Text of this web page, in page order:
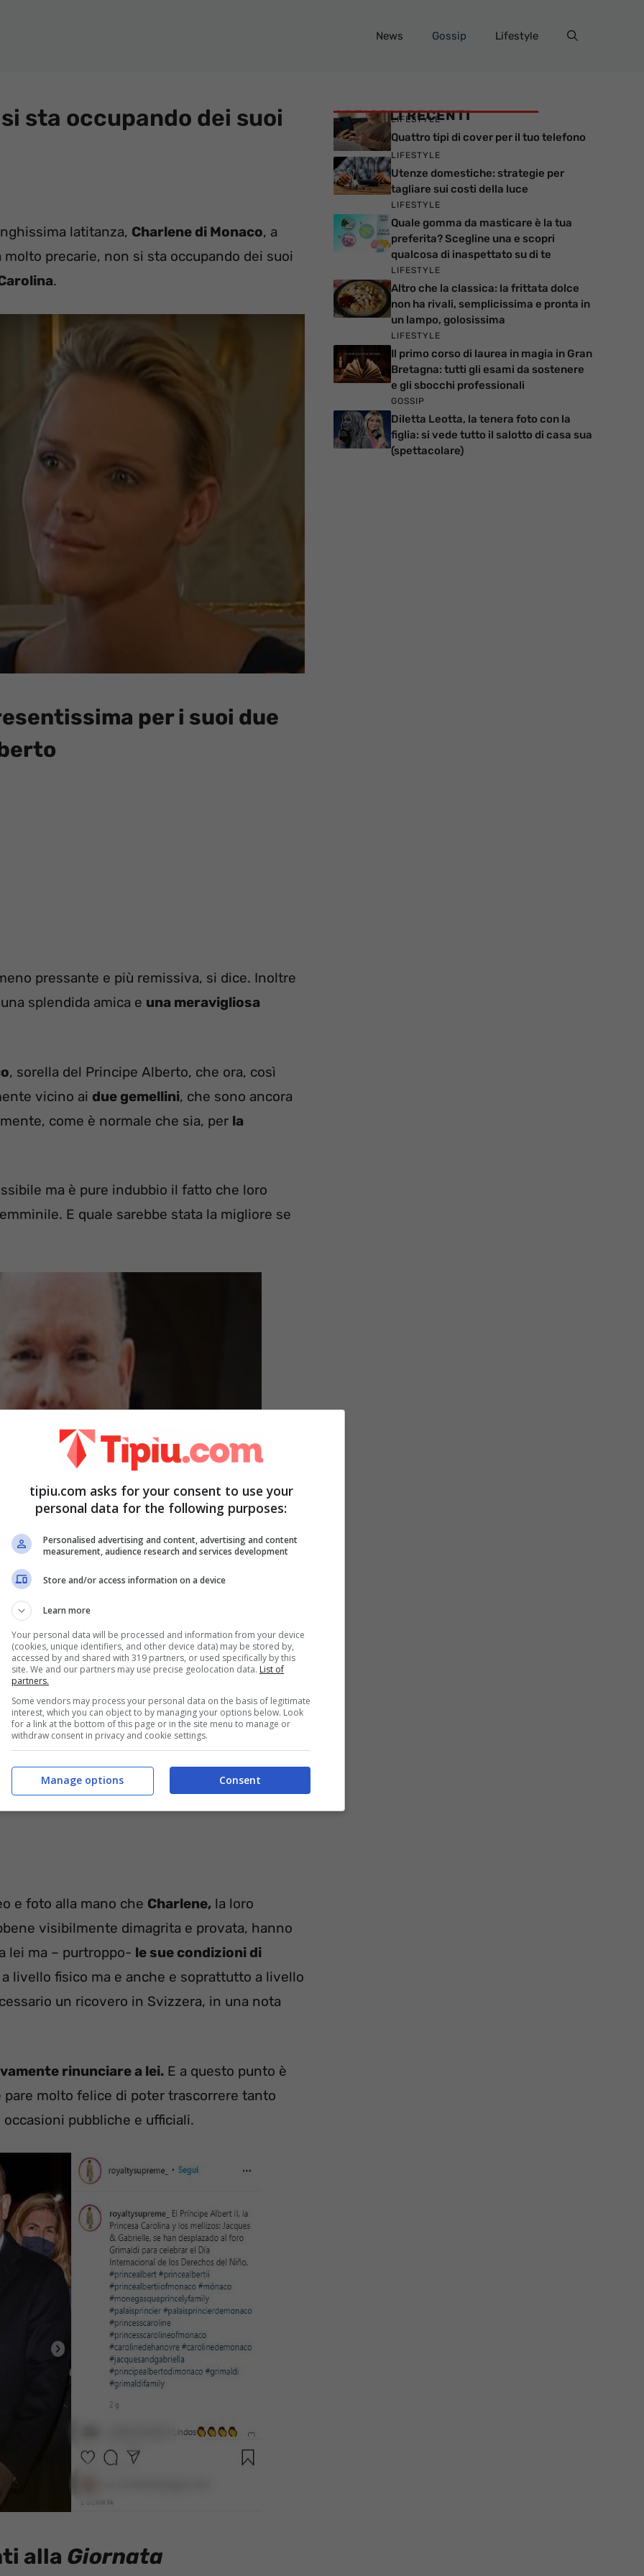
News Gossip Lifestyle
sta occupando dei suoi
latitanza, Charlene di Monaco, a
precarie, non si sta occupando dei suoi
.
per i suoi due
pressante e più remissiva, si dice. Inoltre
splendida amica e una meravigliosa
, sorella del Principe Alberto, che ora, così
vicino ai due gemellini, che sono ancora
come è normale che sia, per la
ma è pure indubbio il fatto che loro
E quale sarebbe stata la migliore se
nuovamente ricoverata
e foto alla mano che Charlene, la loro
visibilmente dimagrita e provata, hanno
lei ma – purtroppo- le sue condizioni di
livello fisico ma e anche e soprattutto a livello
un ricovero in Svizzera, in una nota
rinunciare a lei. E a questo punto è
pare molto felice di poter trascorrere tanto
pubbliche e ufficiali.
alla Giornata
ARTICOLI RECENTI
LIFESTYLE
Quattro tipi di cover per il tuo telefono
LIFESTYLE
Utenze domestiche: strategie per
tagliare sui costi della luce
LIFESTYLE
Quale gomma da masticare è la tua
preferita? Scegline una e scopri
qualcosa di inaspettato su di te
LIFESTYLE
Altro che la classica: la frittata dolce
non ha rivali, semplicissima e pronta in
un lampo, golosissima
LIFESTYLE
Il primo corso di laurea in magia in Gran
Bretagna: tutti gli esami da sostenere
e gli sbocchi professionali
GOSSIP
Diletta Leotta, la tenera foto con la
figlia: si vede tutto il salotto di casa sua
(spettacolare)
tipiu.com asks for your consent to use your
personal data for the following purposes:
Personalised advertising and content, advertising and content
measurement, audience research and services development
Store and/or access information on a device
Learn more
Your personal data will be processed and information from your device
(cookies, unique identifiers, and other device data) may be stored by,
accessed by and shared with 319 partners, or used specifically by this
site. We and our partners may use precise geolocation data. List of
partners.
Some vendors may process your personal data on the basis of legitimate
interest, which you can object to by managing your options below. Look
for a link at the bottom of this page or in the site menu to manage or
withdraw consent in privacy and cookie settings.
Consent
Manage options